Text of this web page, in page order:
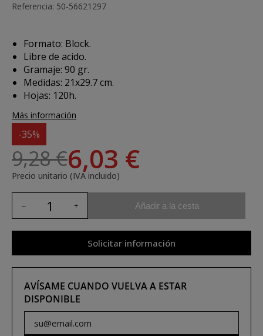
Referencia: 50-56621297
Formato: Block.
Libre de acido.
Gramaje: 90 gr.
Medidas: 21x29.7 cm.
Hojas: 120h.
Más información
-35%
9,28 €6,03 €
Precio unitario (IVA incluido)
Añadir a la cesta
Solicitar información
AVÍSAME CUANDO VUELVA A ESTAR
DISPONIBLE